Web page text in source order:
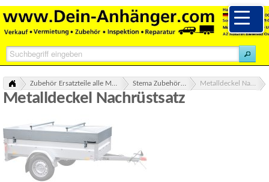
Metalldeckel Nachrüstsatz